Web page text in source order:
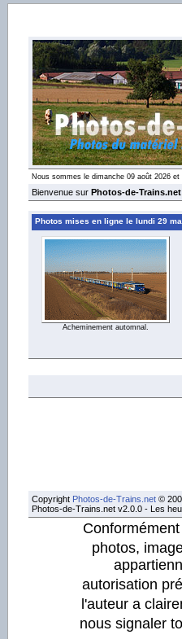
Nous sommes le dimanche 09 août 2026 et
Bienvenue sur Photos-de-Trains.net
Photos mises en ligne le lundi 29
Acheminement automnal.
Copyright Photos-de-Trains.net ©
Photos-de-Trains.net v2.0.0 - Les
photos,
autorisation
l'auteur a
nous signaler